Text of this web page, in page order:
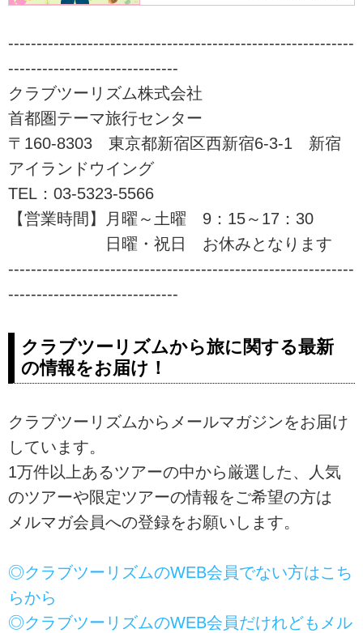
た。ツアーの検索・ご予約も簡
単。
-------------------------------------------------------------
------------------------------
クラブツーリズム株式会社
首都圏テーマ旅行センター
〒160-8303 東京都新宿区西新宿6-3-1 新宿
アイランドウイング
TEL：03-5323-5566
【営業時間】月曜～土曜 9：15～17：30
日曜・祝日 お休みとなります
-------------------------------------------------------------
------------------------------
クラブツーリズムから旅に関する最新
の情報をお届け！
クラブツーリズムからメールマガジンをお届け
しています。
1万件以上あるツアーの中から厳選した、人気
のツアーや限定ツアーの情報をご希望の方は
メルマガ会員への登録をお願いします。
◎クラブツーリズムのWEB会員でない方はこち
らから
◎クラブツーリズムのWEB会員だけれどもメル